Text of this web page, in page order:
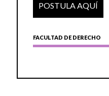
POSTULA AQUÍ
FACULTAD DE DERECHO